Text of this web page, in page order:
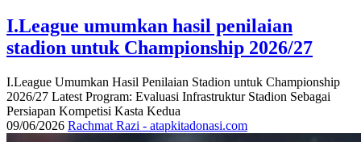
I.League umumkan hasil penilaian
stadion untuk Championship 2026/27
I.League Umumkan Hasil Penilaian Stadion untuk Championship
2026/27 Latest Program: Evaluasi Infrastruktur Stadion Sebagai
Persiapan Kompetisi Kasta Kedua
09/06/2026 Rachmat Razi - atapkitadonasi.com